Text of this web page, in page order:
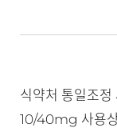
식약처 통일조
10/40mg 사용